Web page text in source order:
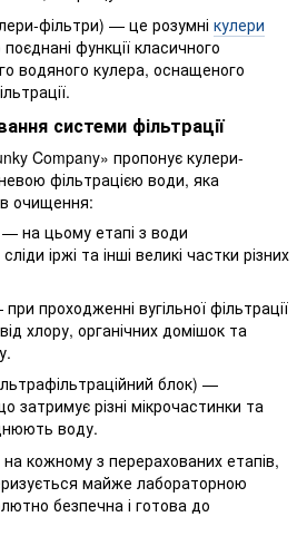
фільтри) — це розумні кулери
функції класичного
водяного кулера, оснащеного
системи фільтрації
Company» пропонує кулери-
фільтрацією води, яка
очищення:
на цьому етапі з води
іржі та інші великі частки різних
проходженні вугільної фільтрації
хлору, органічних домішок та
блок) —
затримує різні мікрочастинки та
воду.
кожному з перерахованих етапів,
майже лабораторною
безпечна і готова до